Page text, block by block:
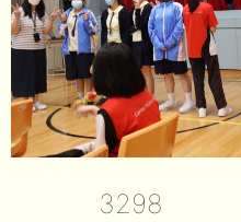
3298